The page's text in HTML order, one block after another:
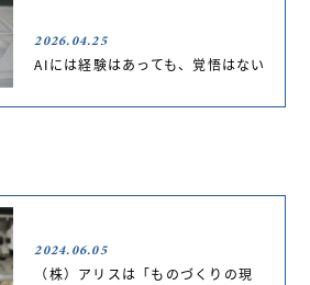
2026.04.25
AIには経験はあっても、覚悟はない
2024.06.05
（株）アリスは「ものづくりの現